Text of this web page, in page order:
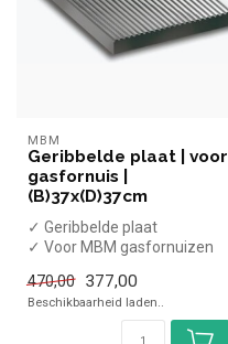
MBM
Geribbelde plaat | voor
gasfornuis |
(B)37x(D)37cm
✓ Geribbelde plaat
✓ Voor MBM gasfornuizen
470,00
377,00
Beschikbaarheid laden..